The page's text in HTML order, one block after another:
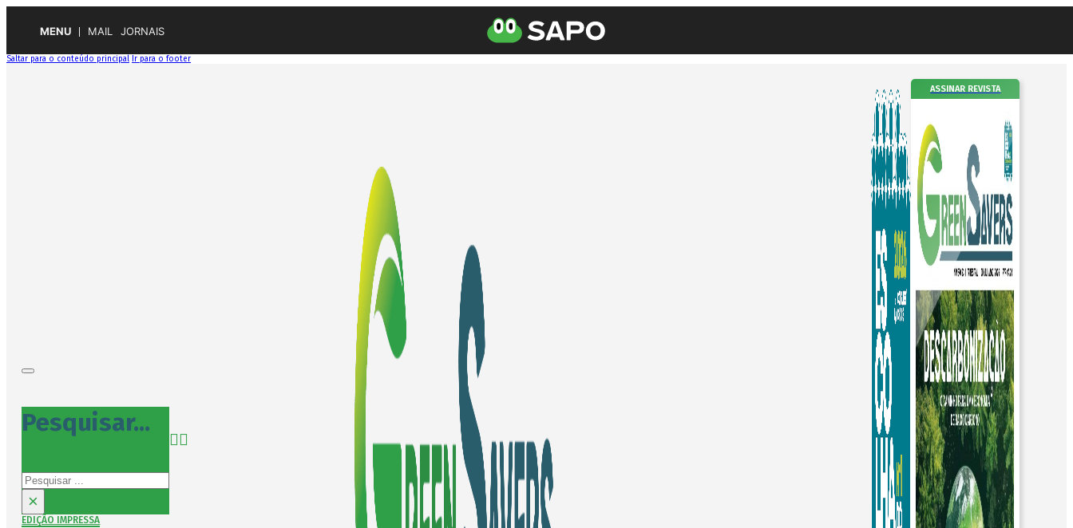
MENU MAIL JORNAIS
Saltar para o conteúdo principal Ir para o footer
Pesquisar...
Pesquisar
×
EDIÇÃO IMPRESSA
ASSINAR REVISTA